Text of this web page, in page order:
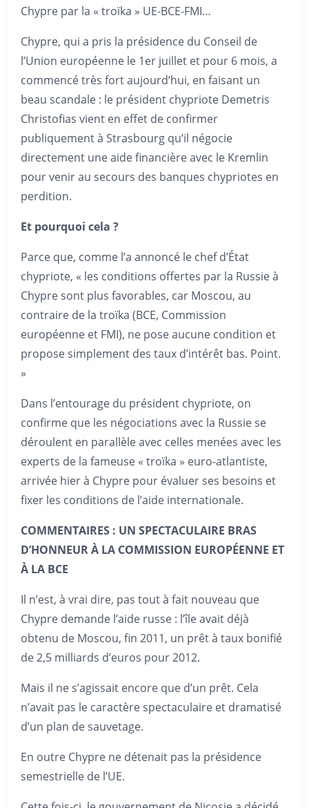
Chypre par la « troïka » UE-BCE-FMI…
Chypre, qui a pris la présidence du Conseil de
l’Union européenne le 1er juillet et pour 6 mois, a
commencé très fort aujourd’hui, en faisant un
beau scandale : le président chypriote Demetris
Christofias vient en effet de confirmer
publiquement à Strasbourg qu’il négocie
directement une aide financière avec le Kremlin
pour venir au secours des banques chypriotes en
perdition.
Et pourquoi cela ?
Parce que, comme l’a annoncé le chef d’État
chypriote, « les conditions offertes par la Russie à
Chypre sont plus favorables, car Moscou, au
contraire de la troïka (BCE, Commission
européenne et FMI), ne pose aucune condition et
propose simplement des taux d’intérêt bas. Point.
»
Dans l’entourage du président chypriote, on
confirme que les négociations avec la Russie se
déroulent en parallèle avec celles menées avec les
experts de la fameuse « troïka » euro-atlantiste,
arrivée hier à Chypre pour évaluer ses besoins et
fixer les conditions de l’aide internationale.
COMMENTAIRES : UN SPECTACULAIRE BRAS
D’HONNEUR À LA COMMISSION EUROPÉENNE ET
À LA BCE
Il n’est, à vrai dire, pas tout à fait nouveau que
Chypre demande l’aide russe : l’île avait déjà
obtenu de Moscou, fin 2011, un prêt à taux bonifié
de 2,5 milliards d’euros pour 2012.
Mais il ne s’agissait encore que d’un prêt. Cela
n’avait pas le caractère spectaculaire et dramatisé
d’un plan de sauvetage.
En outre Chypre ne détenait pas la présidence
semestrielle de l’UE.